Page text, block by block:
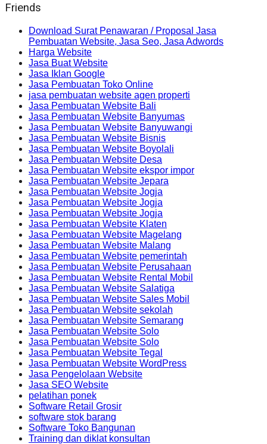
Friends
Download Surat Penawaran / Proposal Jasa
Pembuatan Website, Jasa Seo, Jasa Adwords
Harga Website
Jasa Buat Website
Jasa Iklan Google
Jasa Pembuatan Toko Online
jasa pembuatan website agen properti
Jasa Pembuatan Website Bali
Jasa Pembuatan Website Banyumas
Jasa Pembuatan Website Banyuwangi
Jasa Pembuatan Website Bisnis
Jasa Pembuatan Website Boyolali
Jasa Pembuatan Website Desa
Jasa Pembuatan Website ekspor impor
Jasa Pembuatan Website Jepara
Jasa Pembuatan Website Jogja
Jasa Pembuatan Website Jogja
Jasa Pembuatan Website Jogja
Jasa Pembuatan Website Klaten
Jasa Pembuatan Website Magelang
Jasa Pembuatan Website Malang
Jasa Pembuatan Website pemerintah
Jasa Pembuatan Website Perusahaan
Jasa Pembuatan Website Rental Mobil
Jasa Pembuatan Website Salatiga
Jasa Pembuatan Website Sales Mobil
Jasa Pembuatan Website sekolah
Jasa Pembuatan Website Semarang
Jasa Pembuatan Website Solo
Jasa Pembuatan Website Solo
Jasa Pembuatan Website Tegal
Jasa Pembuatan Website WordPress
Jasa Pengelolaan Website
Jasa SEO Website
pelatihan ponek
Software Retail Grosir
software stok barang
Software Toko Bangunan
Training dan diklat konsultan